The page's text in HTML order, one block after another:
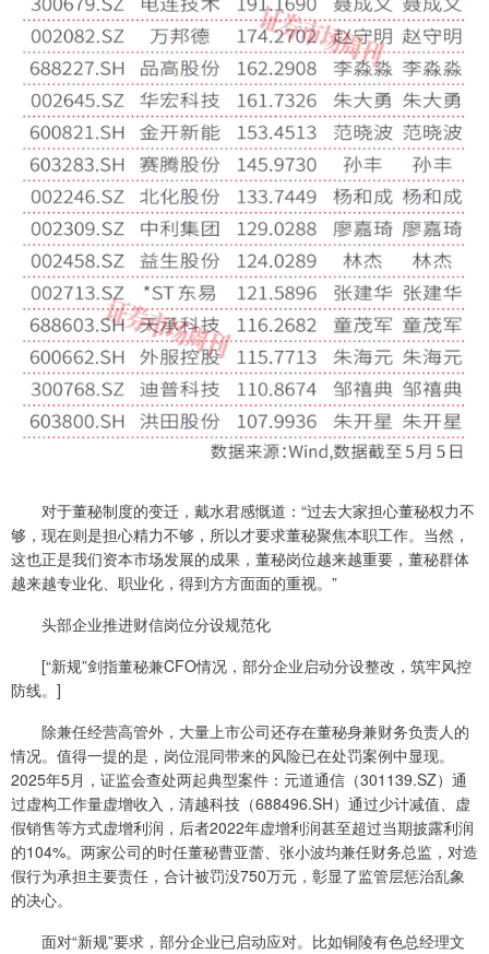
对于董秘制度的变迁，戴水君感慨道：“过去大家担心董秘权力不
够，现在则是担心精力不够，所以才要求董秘聚焦本职工作。当然，
这也正是我们资本市场发展的成果，董秘岗位越来越重要，董秘群体
越来越专业化、职业化，得到方方面面的重视。”
头部企业推进财信岗位分设规范化
[“新规”剑指董秘兼CFO情况，部分企业启动分设整改，筑牢风控
防线。]
除兼任经营高管外，大量上市公司还存在董秘身兼财务负责人的
情况。值得一提的是，岗位混同带来的风险已在处罚案例中显现。
2025年5月，证监会查处两起典型案件：元道通信（301139.SZ）通
过虚构工作量虚增收入，清越科技（688496.SH）通过少计减值、虚
假销售等方式虚增利润，后者2022年虚增利润甚至超过当期披露利润
的104%。两家公司的时任董秘曹亚蕾、张小波均兼任财务总监，对造
假行为承担主要责任，合计被罚没750万元，彰显了监管层惩治乱象
的决心。
面对“新规”要求，部分企业已启动应对。比如铜陵有色总经理文